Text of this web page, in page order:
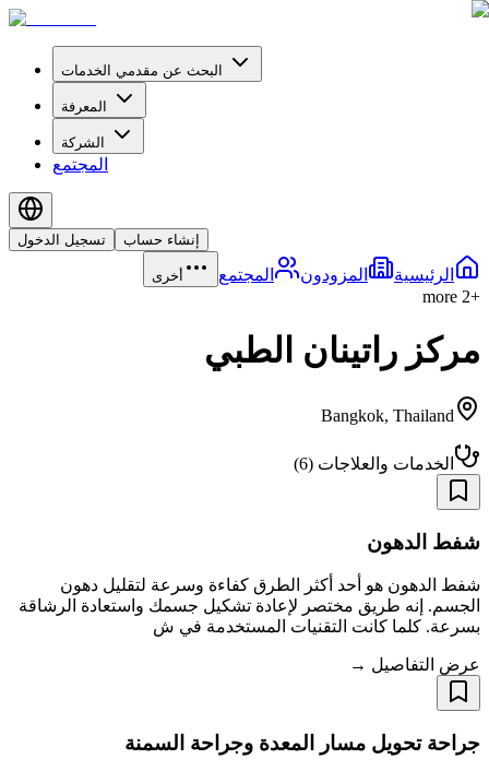
البحث عن مقدمي الخدمات
المعرفة
الشركة
المجتمع
تسجيل الدخول إنشاء حساب
الرئيسية المزودون المجتمع أخرى
+
2
مركز راتينان الطبي
Bangkok, Thailand
الخدمات والعلاجات (
6
)
شفط الدهون
شفط الدهون هو أحد أكثر الطرق كفاءة وسرعة لتقليل دهون
الجسم. إنه طريق مختصر لإعادة تشكيل جسمك واستعادة الرشاقة
بسرعة. كلما كانت التقنيات المستخدمة في ش
عرض التفاصيل →
جراحة تحويل مسار المعدة وجراحة السمنة